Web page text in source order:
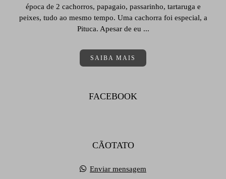
época de 2 cachorros, papagaio, passarinho, tartaruga e
peixes, tudo ao mesmo tempo. Uma cachorra foi especial, a
Pituca. Apesar de eu ...
SAIBA MAIS
FACEBOOK
CÃOTATO
Enviar mensagem